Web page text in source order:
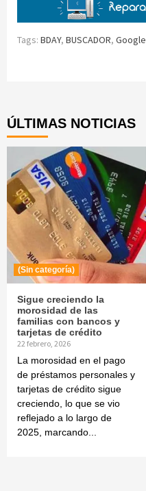
Tags: BDAY, BUSCADOR, Google
ÚLTIMAS NOTICIAS
(Sin categoría)
Sigue creciendo la
morosidad de las
familias con bancos y
tarjetas de crédito
22 febrero, 2026
La morosidad en el pago
de préstamos personales y
tarjetas de crédito sigue
creciendo, lo que se vio
reflejado a lo largo de
2025, marcando...